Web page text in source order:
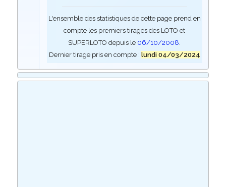
L'ensemble des statistiques de cette page prend en
compte les premiers tirages des LOTO et
SUPERLOTO depuis le 06/10/2008.
Dernier tirage pris en compte : lundi 04/03/2024